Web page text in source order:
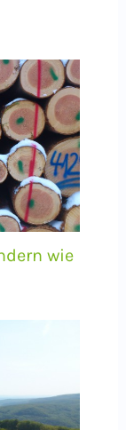
wie